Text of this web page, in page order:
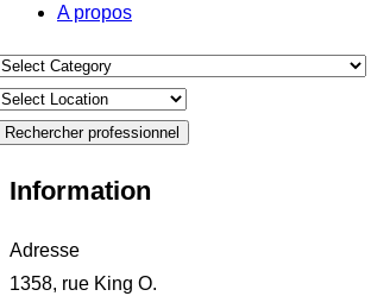
A propos
Rechercher professionnel
Information
Adresse
1358, rue King O.